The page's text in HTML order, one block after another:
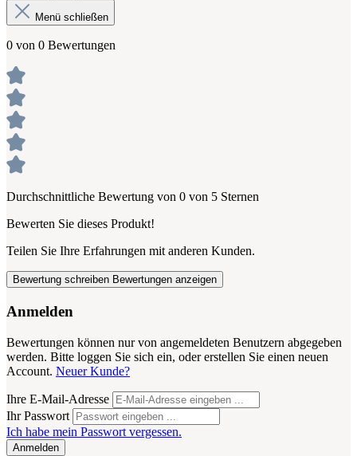
Menü schließen
0 von 0 Bewertungen
Durchschnittliche Bewertung von 0 von 5 Sternen
Bewerten Sie dieses Produkt!
Teilen Sie Ihre Erfahrungen mit anderen Kunden.
Bewertung schreiben Bewertungen anzeigen
Anmelden
Bewertungen können nur von angemeldeten Benutzern abgegeben
werden. Bitte loggen Sie sich ein, oder erstellen Sie einen neuen
Account. Neuer Kunde?
Ihre E-Mail-Adresse
Ihr Passwort
Ich habe mein Passwort vergessen.
Anmelden